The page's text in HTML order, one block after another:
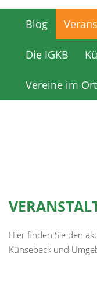
Blog
Die IGKB
Vereine im Ort
Hier finden Sie den
Künsebeck und